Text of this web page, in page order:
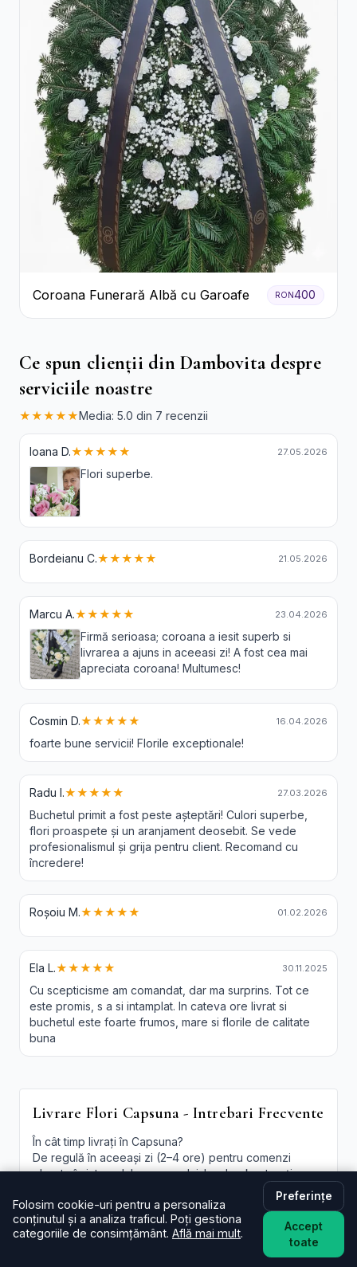
Coroana Funerară Albă cu Garoafe RON400
Ce spun clienții din Dambovita despre
serviciile noastre
★★★★★Media: 5.0 din 7 recenzii
Ioana D.★★★★★ 27.05.2026
Flori superbe.
Bordeianu C.★★★★★ 21.05.2026
Marcu A.★★★★★ 23.04.2026
Firmă serioasa; coroana a iesit superb si
livrarea a ajuns in aceeasi zi! A fost cea mai
apreciata coroana! Multumesc!
Cosmin D.★★★★★ 16.04.2026
foarte bune servicii! Florile exceptionale!
Radu I.★★★★★ 27.03.2026
Buchetul primit a fost peste așteptări! Culori superbe,
flori proaspete și un aranjament deosebit. Se vede
profesionalismul și grija pentru client. Recomand cu
încredere!
Roșoiu M.★★★★★ 01.02.2026
Ela L.★★★★★ 30.11.2025
Cu scepticisme am comandat, dar ma surprins. Tot ce
este promis, s a si intamplat. In cateva ore livrat si
buchetul este foarte frumos, mare si florile de calitate
buna
Livrare Flori Capsuna - Intrebari Frecvente
În cât timp livrați în Capsuna?
De regulă în aceeași zi (2–4 ore) pentru comenzi
plasate în intervalul programului. La checkout poți
livrare flori
Capsuna in aceeasi ziîn funcție de disponibilitate.
Este livrarea de flori la domiciliu în Capsuna disponibilă
Folosim cookie-uri pentru a personaliza
conținutul și a analiza traficul. Poți gestiona
categoriile de consimțământ. Află mai mult.
Preferințe
Accept
toate